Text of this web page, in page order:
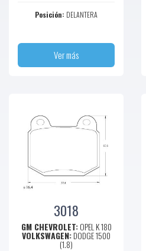
Posición: DELANTERA
Ver más
3018
GM CHEVROLET:OPEL K 180
VOLKSWAGEN:DODGE 1500
(1.8)